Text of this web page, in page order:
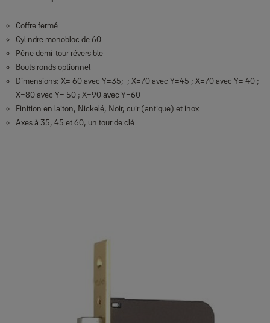
Coffre fermé
Cylindre monobloc de 60
Pêne demi-tour réversible
Bouts ronds optionnel
Dimensions: X= 60 avec Y=35; ; X=70 avec Y=45 ; X=70 avec Y= 40 ;
X=80 avec Y= 50 ; X=90 avec Y=60
Finition en laiton, Nickelé, Noir, cuir (antique) et inox
Axes à 35, 45 et 60, un tour de clé